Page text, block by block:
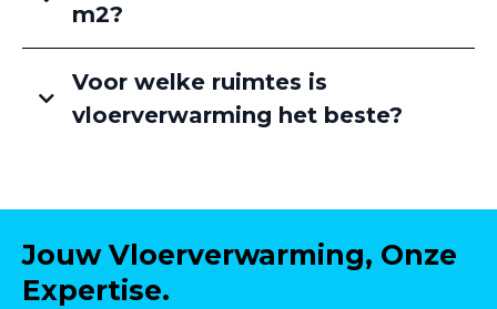
m2?
Voor welke ruimtes is
vloerverwarming het beste?
Jouw Vloerverwarming, Onze
Expertise.